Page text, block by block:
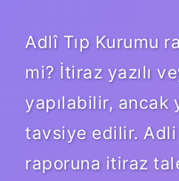
Adlî Tıp Kurumu
mi? İtiraz yazılı
yapılabilir, ancak
tavsiye edilir. Adli
raporuna itiraz